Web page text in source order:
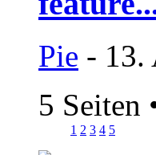
Pie - 13.
5 Seiten
1 2 3 4 5